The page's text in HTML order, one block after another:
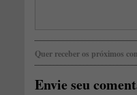
Quer receber os próximos
Envie seu